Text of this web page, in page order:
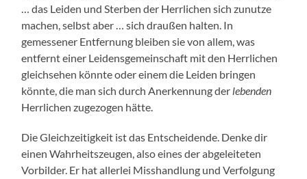
… das Leiden und Sterben der Herrlichen sich zunutze
machen, selbst aber … sich draußen halten. In
gemessener Entfernung bleiben sie von allem, was
entfernt einer Leidensgemeinschaft mit den Herrlichen
gleichsehen könnte oder einem die Leiden bringen
könnte, die man sich durch Anerkennung der lebenden
Herrlichen zugezogen hätte.
Die Gleichzeitigkeit ist das Entscheidende. Denke dir
einen Wahrheitszeugen, also eines der abgeleiteten
Vorbilder. Er hat allerlei Misshandlung und Verfolgung